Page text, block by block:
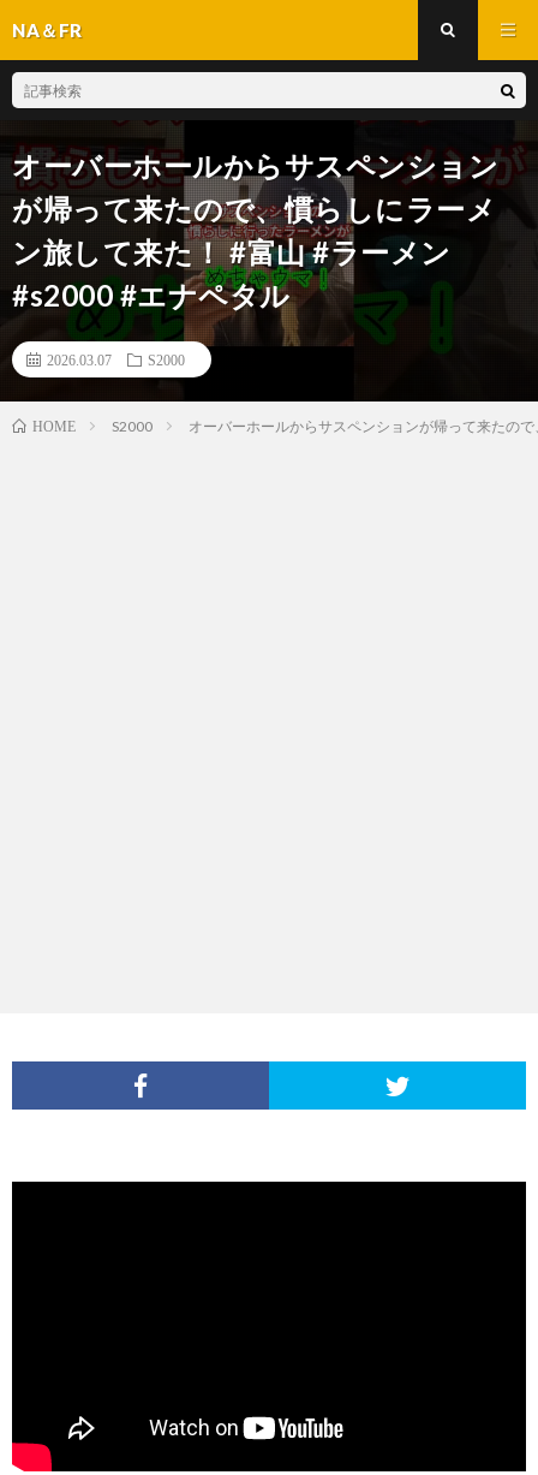
NA＆FR
オーバーホールからサスペンション
が帰って来たので、慣らしにラーメ
ン旅して来た！ #富山 #ラーメン
#s2000 #エナペタル
2026.03.07 S2000
HOME S2000 オーバーホールからサスペンションが帰って来たの